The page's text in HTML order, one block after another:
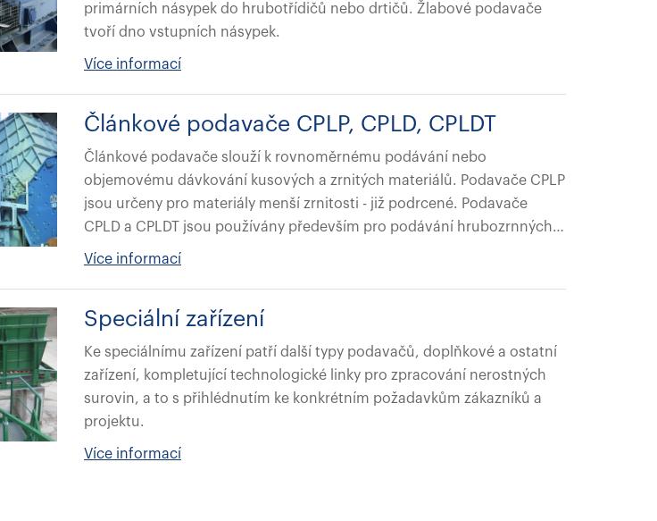
primárních násypek do hrubotřídičů nebo drtičů. Žlabové podavače
tvoří dno vstupních násypek.
Více informací
Článkové podavače CPLP, CPLD, CPLDT
Článkové podavače slouží k rovnoměrnému podávání nebo
objemovému dávkování kusových a zrnitých materiálů. Podavače CPLP
jsou určeny pro materiály menší zrnitosti - již podrcené. Podavače
CPLD a CPLDT jsou používány především pro podávání hrubozrnných…
Více informací
Speciální zařízení
Ke speciálnímu zařízení patří další typy podavačů, doplňkové a ostatní
zařízení, kompletující technologické linky pro zpracování nerostných
surovin, a to s přihlédnutím ke konkrétním požadavkům zákazníků a
projektu.
Více informací